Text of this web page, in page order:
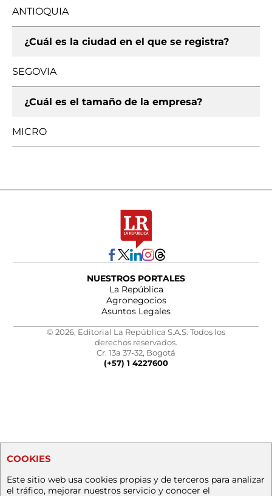
ANTIOQUIA
¿Cuál es la ciudad en el que se registra?
SEGOVIA
¿Cuál es el tamaño de la empresa?
MICRO
NUESTROS PORTALES
La República
Agronegocios
Asuntos Legales
© 2026, Editorial La República S.A.S. Todos los
derechos reservados.
Cr. 13a 37-32, Bogotá
(+57) 1 4227600
COOKIES
Este sitio web usa cookies propias y de terceros para analizar
el tráfico, mejorar nuestros servicio y conocer el